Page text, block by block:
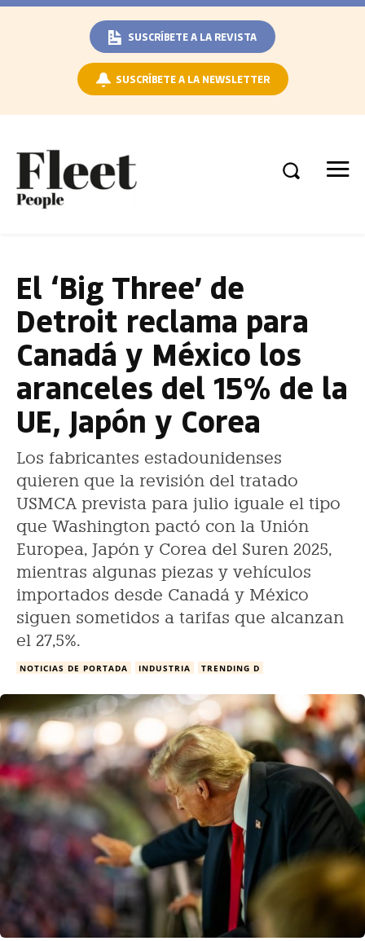
SUSCRÍBETE A LA REVISTA
SUSCRÍBETE A LA NEWSLETTER
El ‘Big Three’ de
Detroit reclama para
Canadá y México los
aranceles del 15% de la
UE, Japón y Corea
Los fabricantes estadounidenses
quieren que la revisión del tratado
USMCA prevista para julio iguale el tipo
que Washington pactó con la Unión
Europea, Japón y Corea del Suren 2025,
mientras algunas piezas y vehículos
importados desde Canadá y México
siguen sometidos a tarifas que alcanzan
el 27,5%.
NOTICIAS DE PORTADA INDUSTRIA TRENDING D